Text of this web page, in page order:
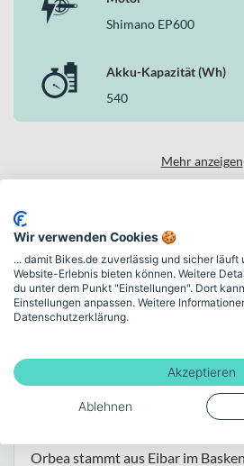
Shimano EP600
Akku-Kapazität (Wh)
540
Mehr anzeigen
Über die Marke
Für tägliche Wege und
entwickelt mit präzisem
Orbea stammt aus Eibar im
Wir verwenden Cookies 🍪
... damit Bikes.de zuverlässig und sicher läuft
Website-Erlebnis bieten können. Weitere
du unter dem Punkt "Einstellungen". Dort
Einstellungen anpassen. Weitere
Datenschutzerklärung.
Akzeptieren
Ablehnen